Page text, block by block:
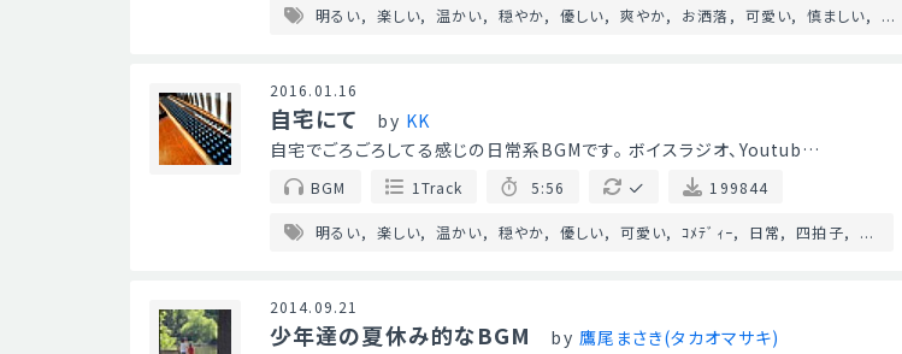
明るい 楽しい 温かい 穏やか 優しい 爽やか お洒落 可愛い 慎ましい ...
2016.01.16
自宅にて by KK
自宅でごろごろしてる感じの日常系BGMです。 ボイスラジオ、Youtub…
BGM 1Track 5:56 199844
明るい 楽しい 温かい 穏やか 優しい 可愛い ｺﾒﾃﾞｨｰ 日常 四拍子 ...
2014.09.21
少年達の夏休み的なBGM by 鷹尾まさき(タカオマサキ)